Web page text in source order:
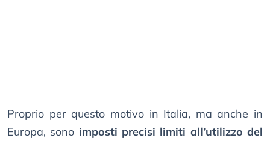
Proprio per questo motivo in Italia, ma anche in
Europa, sono imposti precisi limiti all’utilizzo del